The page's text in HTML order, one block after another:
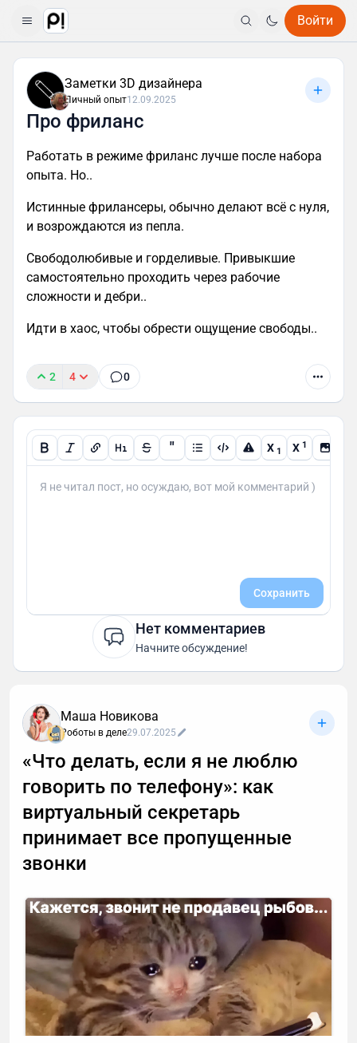
Войти
Заметки 3D дизайнера
Личный опыт12.09.2025
Про фриланс
Работать в режиме фриланс лучше после набора
опыта. Но..
Истинные фрилансеры, обычно делают всё с нуля,
и возрождаются из пепла.
Свободолюбивые и горделивые. Привыкшие
самостоятельно проходить через рабочие
сложности и дебри..
Идти в хаос, чтобы обрести ощущение свободы..
2 4 0
" X 1 X 1
Сохранить
Нет комментариев
Начните обсуждение!
Маша Новикова
Роботы в деле29.07.2025
«Что делать, если я не люблю
говорить по телефону»: как
виртуальный секретарь
принимает все пропущенные
звонки